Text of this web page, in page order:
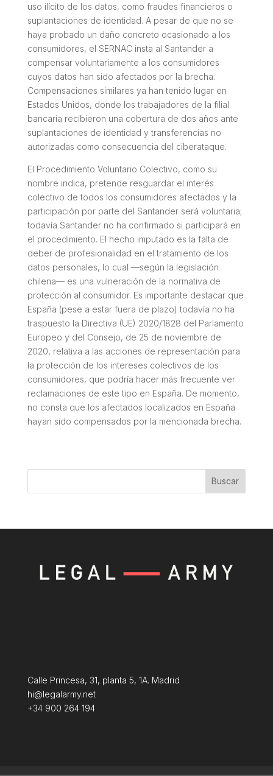
uso ilícito de los datos, como fraudes financieros o
suplantaciones de identidad. A pesar de que no se
haya probado un daño concreto ocasionado a los
consumidores, el SERNAC insta al Santander a
compensar voluntariamente a los consumidores
cuyos datos han sido afectados por la brecha.
Compensaciones similares ya han tenido lugar en
Estados Unidos, donde los trabajadores de la filial
bancaria recibieron una cobertura de dos años ante
suplantaciones de identidad y transferencias no
autorizadas como consecuencia del ciberataque.
El Procedimiento Voluntario Colectivo, como su
nombre indica, pretende resguardar el interés
colectivo de todos los consumidores afectados y la
participación por parte del Santander será voluntaria;
todavía Santander no ha confirmado si participará en
el procedimiento. El hecho imputado es la falta de
deber de profesionalidad en el tratamiento de los
datos personales, lo cual —según la legislación
chilena— es una vulneración de la normativa de
protección al consumidor. Es importante destacar que
España (pese a estar fuera de plazo) todavía no ha
traspuesto la Directiva (UE) 2020/1828 del Parlamento
Europeo y del Consejo, de 25 de noviembre de
2020, relativa a las acciones de representación para
la protección de los intereses colectivos de los
consumidores, que podría hacer más frecuente ver
reclamaciones de este tipo en España. De momento,
no consta que los afectados localizados en España
hayan sido compensados por la mencionada brecha.
Buscar
Calle Princesa, 31, planta 5, 1A. Madrid
hi@legalarmy.net
+34 900 264 194